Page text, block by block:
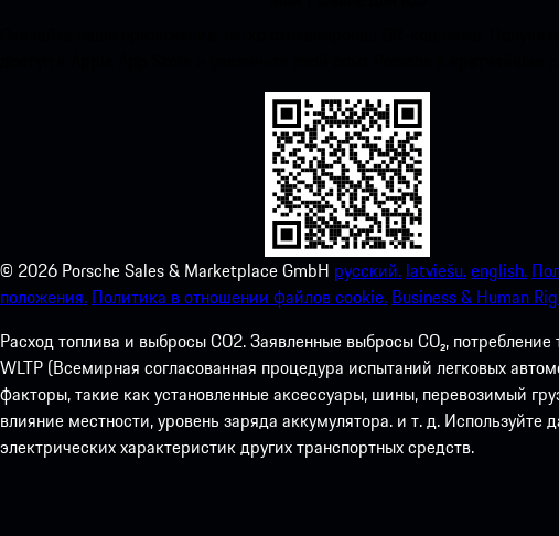
© 2026 Porsche Sales & Marketplace GmbH русский. latviešu.english.
положения. Политика в отношении файлов cookie. Business & Human
Расход топлива и выбросы СО2. Заявленные выбросы CO₂,
WLTP (Всемирная согласованная процедура испытаний легковых
факторы, такие как установленные аксессуары, шины, перевозимый
влияние местности, уровень заряда аккумулятора. и т. д.
электрических характеристик других транспортных средств.